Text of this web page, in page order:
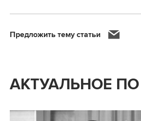
Предложить тему статьи
АКТУАЛЬНОЕ